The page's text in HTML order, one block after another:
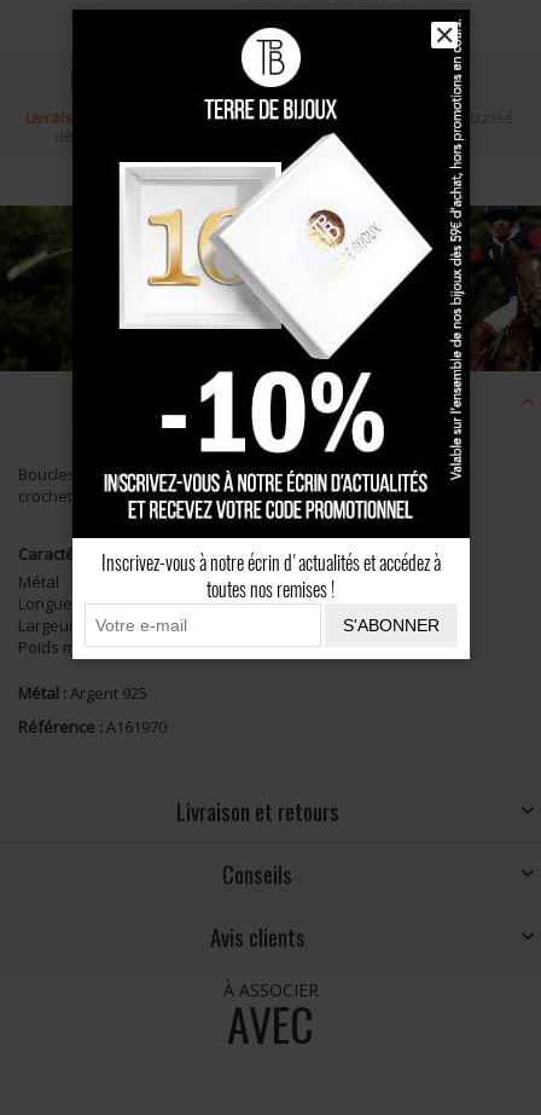
Livraison gratuite
dès 100 €
Écrin cadeau Paiement sécurisé
Description
Boucles d'oreilles en Argent massif maillets doubles. Système
crochet.
Caractéristiques
Métal
Argent 925
Longueur
28mm
Largeur
8mm
Poids moyen
2,2g
Métal : Argent 925
Référence : A161970
Livraison et retours
Conseils
Avis clients
À ASSOCIER
AVEC
✕
Inscrivez-vous à notre écrin d'actualités et accédez à
toutes nos remises !
S'ABONNER